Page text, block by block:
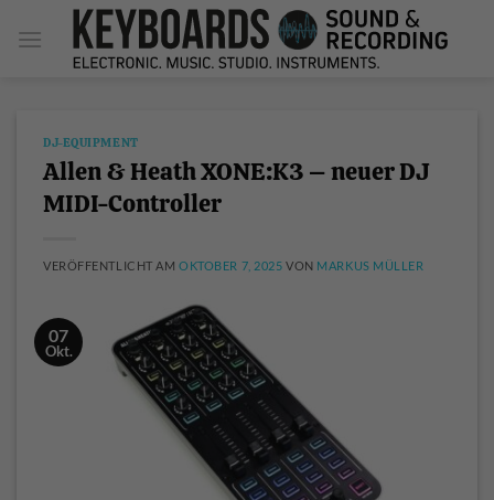
Inhalt
DJ-EQUIPMENT
Allen & Heath XONE:K3 – neuer DJ
MIDI-Controller
VERÖFFENTLICHT AMOKTOBER 7, 2025 VON MARKUS MÜLLER
07
Okt.